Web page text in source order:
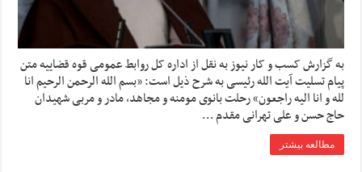
به گزارش کسب و کار نیوز به نقل از اداره کل روابط عمومی قوه قضاییه متن
پیام تسلیت آیت الله رئیسی به شرح ذیل است: «بسم الله الرحمن الرحیم انا
لله و انا الیه راجعون» رحلت بانوی مومنه و مجاهد، مادر و مربی شهیدان
حاج حسن و علی تهرانی مقدم …
مطالعه بیشتر